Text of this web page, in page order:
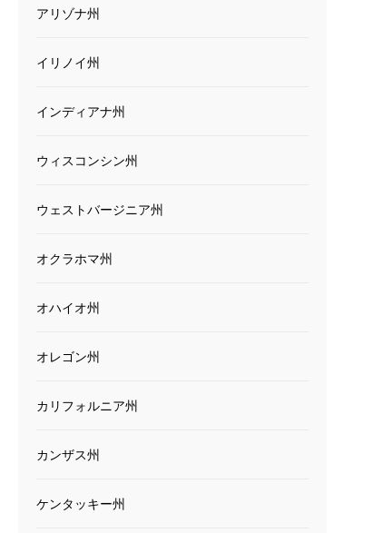
アリゾナ州
イリノイ州
インディアナ州
ウィスコンシン州
ウェストバージニア州
オクラホマ州
オハイオ州
オレゴン州
カリフォルニア州
カンザス州
ケンタッキー州